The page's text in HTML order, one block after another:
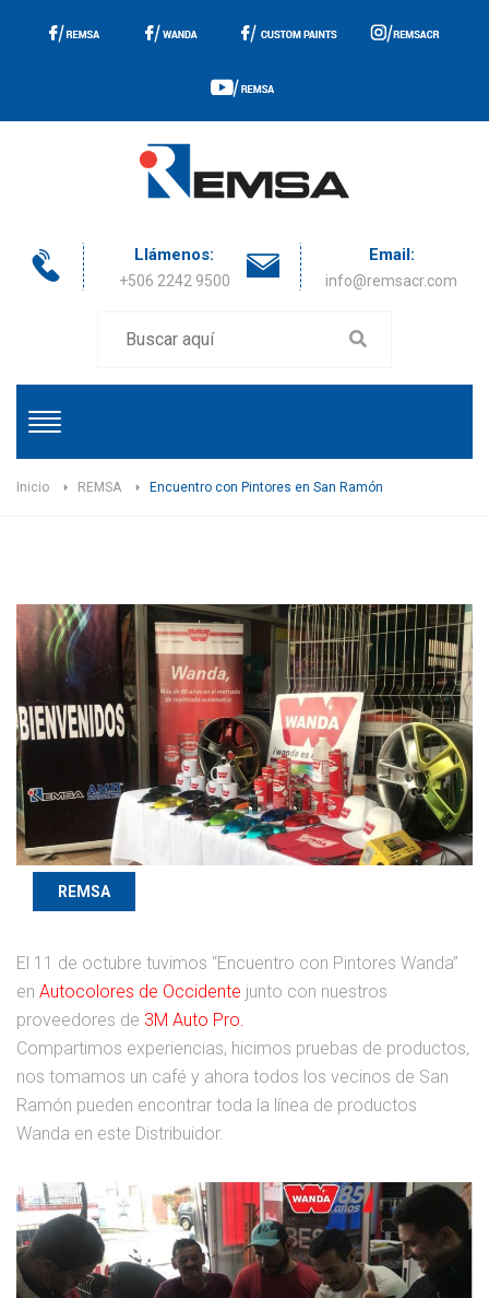
Llámenos:
+506 2242 9500
Email:
info@remsacr.com
Inicio REMSA Encuentro con Pintores en San Ramón
REMSA
El 11 de octubre tuvimos “Encuentro con Pintores Wanda”
en Autocolores de Occidente junto con nuestros
proveedores de 3M Auto Pro.
Compartimos experiencias, hicimos pruebas de productos,
nos tomamos un café y ahora todos los vecinos de San
Ramón pueden encontrar toda la línea de productos
Wanda en este Distribuidor.